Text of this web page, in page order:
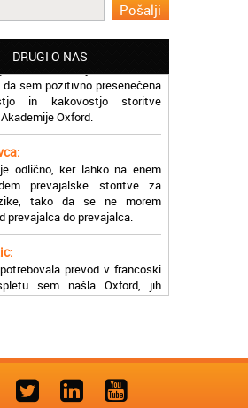
DRUGI O NAS
sem prevajanje iz
v slovenski jezik in lahko
da sem pozitivno presenečena
in kakovostjo storitve
Oxford.
odlično, ker lahko na enem
prevajalske storitve za
tako da se ne morem
prevajalca do prevajalca.
sem našla Oxford, jih
v roku nekaj ur sem po
prejela prevod. Resnično
in ljubeznivi, za njih imam